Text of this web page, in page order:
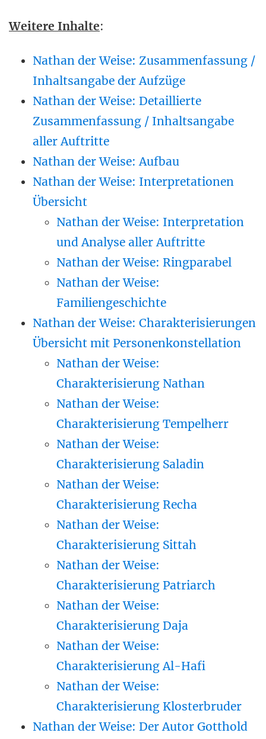
Weitere Inhalte:
Nathan der Weise: Zusammenfassung /
Inhaltsangabe der Aufzüge
Nathan der Weise: Detaillierte
Zusammenfassung / Inhaltsangabe
aller Auftritte
Nathan der Weise: Aufbau
Nathan der Weise: Interpretationen
Übersicht
Nathan der Weise: Interpretation
und Analyse aller Auftritte
Nathan der Weise: Ringparabel
Nathan der Weise:
Familiengeschichte
Nathan der Weise: Charakterisierungen
Übersicht mit Personenkonstellation
Nathan der Weise:
Charakterisierung Nathan
Nathan der Weise:
Charakterisierung Tempelherr
Nathan der Weise:
Charakterisierung Saladin
Nathan der Weise:
Charakterisierung Recha
Nathan der Weise:
Charakterisierung Sittah
Nathan der Weise:
Charakterisierung Patriarch
Nathan der Weise:
Charakterisierung Daja
Nathan der Weise:
Charakterisierung Al-Hafi
Nathan der Weise:
Charakterisierung Klosterbruder
Nathan der Weise: Der Autor Gotthold